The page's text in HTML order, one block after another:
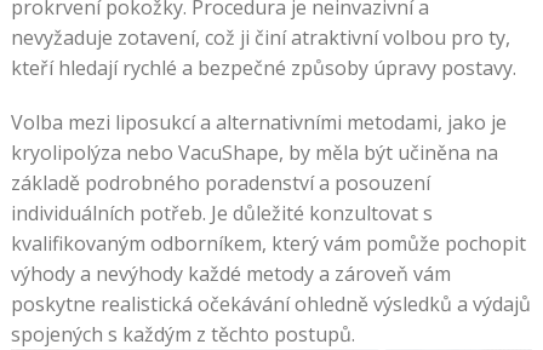
prokrvení pokožky. Procedura je neinvazivní a
nevyžaduje zotavení, což ji činí atraktivní volbou pro ty,
kteří hledají rychlé a bezpečné způsoby úpravy postavy.
Volba mezi liposukcí a alternativními metodami, jako je
kryolipolýza nebo VacuShape, by měla být učiněna na
základě podrobného poradenství a posouzení
individuálních potřeb. Je důležité konzultovat s
kvalifikovaným odborníkem, který vám pomůže pochopit
výhody a nevýhody každé metody a zároveň vám
poskytne realistická očekávání ohledně výsledků a výdajů
spojených s každým z těchto postupů.